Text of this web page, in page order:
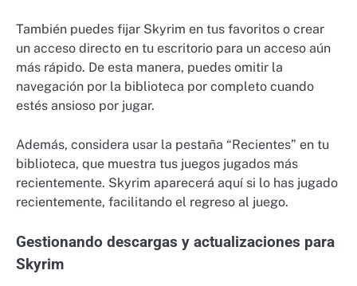
También puedes fijar Skyrim en tus favoritos o crear
un acceso directo en tu escritorio para un acceso aún
más rápido. De esta manera, puedes omitir la
navegación por la biblioteca por completo cuando
estés ansioso por jugar.
Además, considera usar la pestaña “Recientes” en tu
biblioteca, que muestra tus juegos jugados más
recientemente. Skyrim aparecerá aquí si lo has jugado
recientemente, facilitando el regreso al juego.
Gestionando descargas y actualizaciones para
Skyrim